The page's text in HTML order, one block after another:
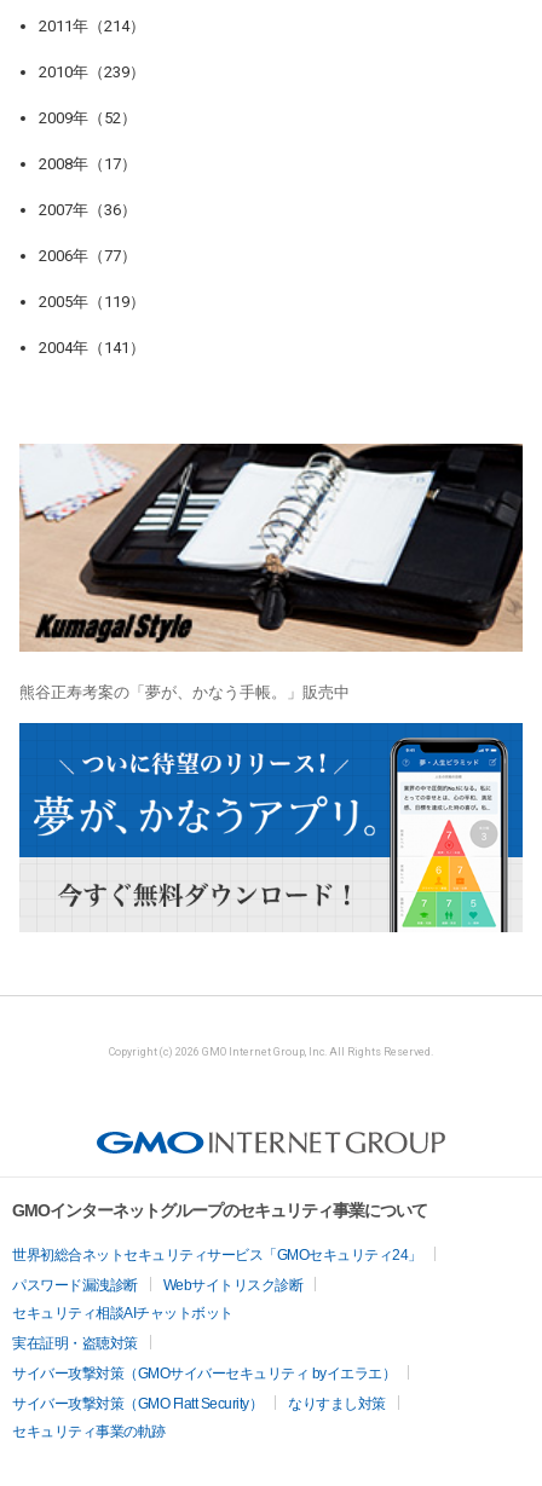
2011年（214）
2010年（239）
2009年（52）
2008年（17）
2007年（36）
2006年（77）
2005年（119）
2004年（141）
熊谷正寿考案の「夢が、かなう手帳。」販売中
Copyright (c) 2026 GMO Internet Group, Inc. All Rights Reserved.
GMOインターネットグループのセキュリティ事業について
世界初総合ネットセキュリティサービス「GMOセキュリティ24」
パスワード漏洩診断
Webサイトリスク診断
セキュリティ相談AIチャットボット
実在証明・盗聴対策
サイバー攻撃対策（GMOサイバーセキュリティ byイエラエ）
サイバー攻撃対策（GMO Flatt Security）
なりすまし対策
セキュリティ事業の軌跡